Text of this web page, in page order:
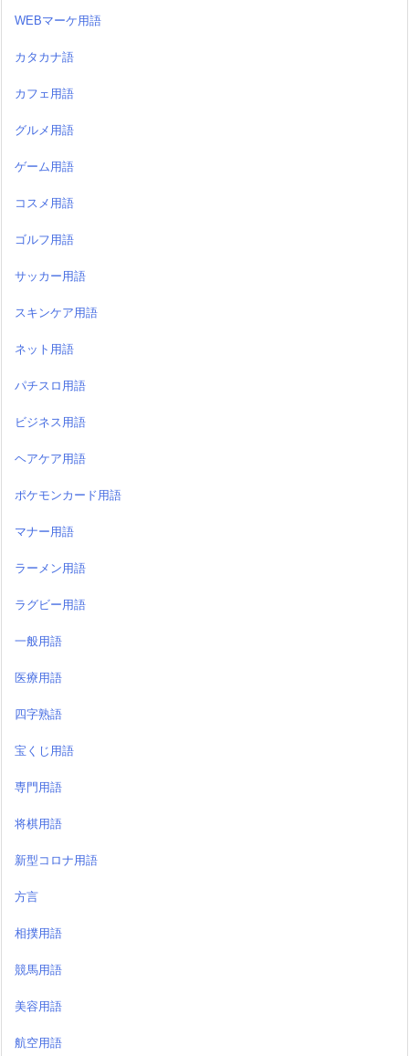
WEBマーケ用語
カタカナ語
カフェ用語
グルメ用語
ゲーム用語
コスメ用語
ゴルフ用語
サッカー用語
スキンケア用語
ネット用語
パチスロ用語
ビジネス用語
ヘアケア用語
ポケモンカード用語
マナー用語
ラーメン用語
ラグビー用語
一般用語
医療用語
四字熟語
宝くじ用語
専門用語
将棋用語
新型コロナ用語
方言
相撲用語
競馬用語
美容用語
航空用語